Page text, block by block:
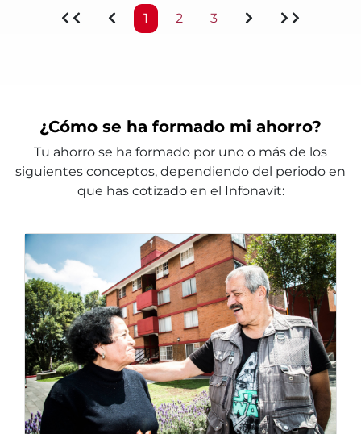
1 2 3
¿Cómo se ha formado mi ahorro?
Tu ahorro se ha formado por uno o más de los
siguientes conceptos, dependiendo del periodo en
que has cotizado en el Infonavit: